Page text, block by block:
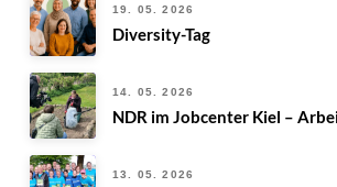
19. 05. 2026
Diversity-Tag
14. 05. 2026
NDR im Jobcenter Kiel –
13. 05. 2026